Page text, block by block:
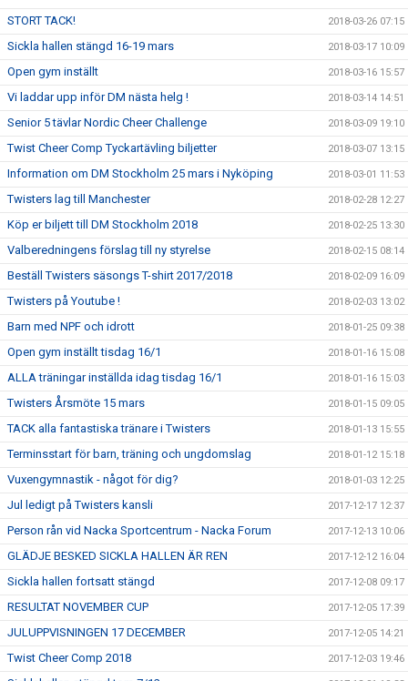
STORT TACK! 2018-03-26 07:15
Sickla hallen stängd 16-19 mars 2018-03-17 10:09
Open gym inställt 2018-03-16 15:57
Vi laddar upp inför DM nästa helg ! 2018-03-14 14:51
Senior 5 tävlar Nordic Cheer Challenge 2018-03-09 19:10
Twist Cheer Comp Tyckartävling biljetter 2018-03-07 13:15
Information om DM Stockholm 25 mars i Nyköping 2018-03-01 11:53
Twisters lag till Manchester 2018-02-28 12:27
Köp er biljett till DM Stockholm 2018 2018-02-25 13:30
Valberedningens förslag till ny styrelse 2018-02-15 08:14
Beställ Twisters säsongs T-shirt 2017/2018 2018-02-09 16:09
Twisters på Youtube ! 2018-02-03 13:02
Barn med NPF och idrott 2018-01-25 09:38
Open gym inställt tisdag 16/1 2018-01-16 15:08
ALLA träningar inställda idag tisdag 16/1 2018-01-16 15:03
Twisters Årsmöte 15 mars 2018-01-15 09:05
TACK alla fantastiska tränare i Twisters 2018-01-13 15:55
Terminsstart för barn, träning och ungdomslag 2018-01-12 15:18
Vuxengymnastik - något för dig? 2018-01-03 12:25
Jul ledigt på Twisters kansli 2017-12-17 12:37
Person rån vid Nacka Sportcentrum - Nacka Forum 2017-12-13 10:06
GLÄDJE BESKED SICKLA HALLEN ÄR REN 2017-12-12 16:04
Sickla hallen fortsatt stängd 2017-12-08 09:17
RESULTAT NOVEMBER CUP 2017-12-05 17:39
JULUPPVISNINGEN 17 DECEMBER 2017-12-05 14:21
Twist Cheer Comp 2018 2017-12-03 19:46